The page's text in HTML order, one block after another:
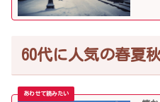
60代に人気の春夏